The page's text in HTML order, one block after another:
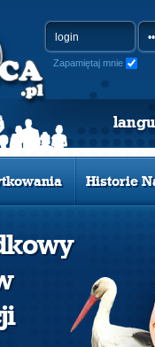
Zapamiętaj mnie
Historie